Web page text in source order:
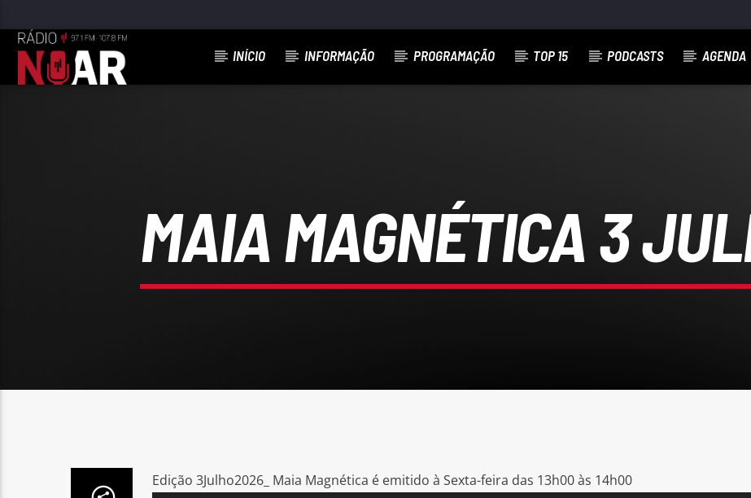
INÍCIO INFORMAÇÃO PROGRAMAÇÃO TOP 15 PODCASTS AGENDA
MAIA MAGNÉTICA 3
Edição 3Julho2026_ Maia Magnética é emitido à Sexta-feira das 13h00 às 14h00